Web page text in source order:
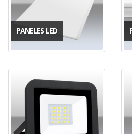
PANELES LED